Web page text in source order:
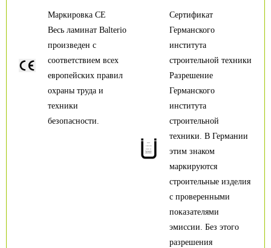
Сертификат
Германского
института
строительной техники
Разрешение
Германского
института
строительной
техники. В Германии
этим знаком
маркируются
строительные изделия
с проверенными
показателями
эмиссии. Без этого
разрешения
Маркировка CE
Весь ламинат Balterio
произведен с
соответствием всех
европейских правил
охраны труда и
техники
безопасности.